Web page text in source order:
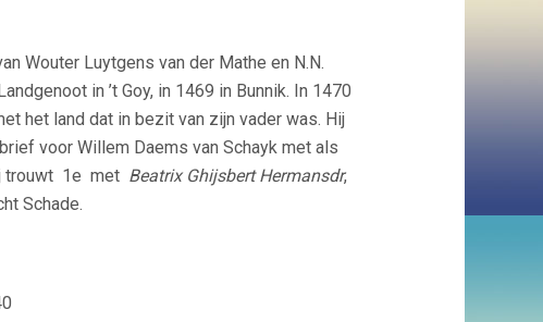
Wouter Luytgens van der Mathe en N.N.
in ’t Goy, in 1469 in Bunnik. In 1470
het land dat in bezit van zijn vader was. Hij
voor Willem Daems van Schayk met als
trouwt 1e met Beatrix Ghijsbert Hermansdr,
Schade.